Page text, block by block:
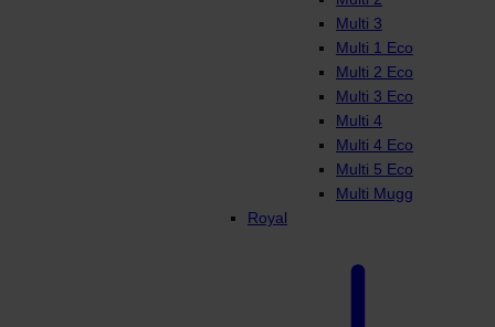
Multi 3
Multi 1 Eco
Multi 2 Eco
Multi 3 Eco
Multi 4
Multi 4 Eco
Multi 5 Eco
Multi Mugg
Royal